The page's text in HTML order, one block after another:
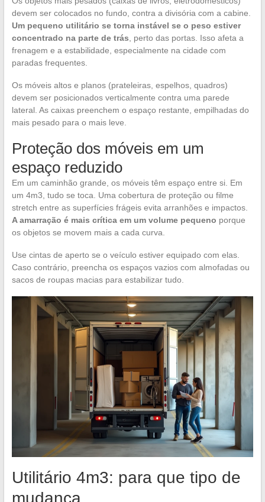
devem ser colocados no fundo, contra a divisória com a cabine.
Um pequeno utilitário se torna instável se o peso estiver
concentrado na parte de trás , perto das portas. Isso afeta a
frenagem e a estabilidade, especialmente na cidade com
paradas frequentes.
Os móveis altos e planos (prateleiras, espelhos, quadros)
devem ser posicionados verticalmente contra uma parede
lateral. As caixas preenchem o espaço restante, empilhadas do
mais pesado para o mais leve.
Proteção dos móveis em um
espaço reduzido
Em um caminhão grande, os móveis têm espaço entre si. Em
um 4m3, tudo se toca. Uma cobertura de proteção ou filme
stretch entre as superfícies frágeis evita arranhões e impactos.
A amarração é mais crítica em um volume pequeno porque
os objetos se movem mais a cada curva.
Use cintas de aperto se o veículo estiver equipado com elas.
Caso contrário, preencha os espaços vazios com almofadas ou
sacos de roupas macias para estabilizar tudo.
Utilitário 4m3: para que tipo de